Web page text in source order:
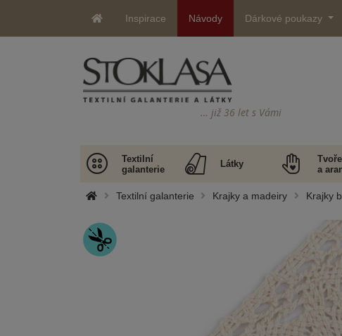
Inspirace Návody Dárkové poukazy
… již 36 let s Vámi
Textilní
galanterie
Látky
a
Textilní galanterie Krajky a madeiry Krajky